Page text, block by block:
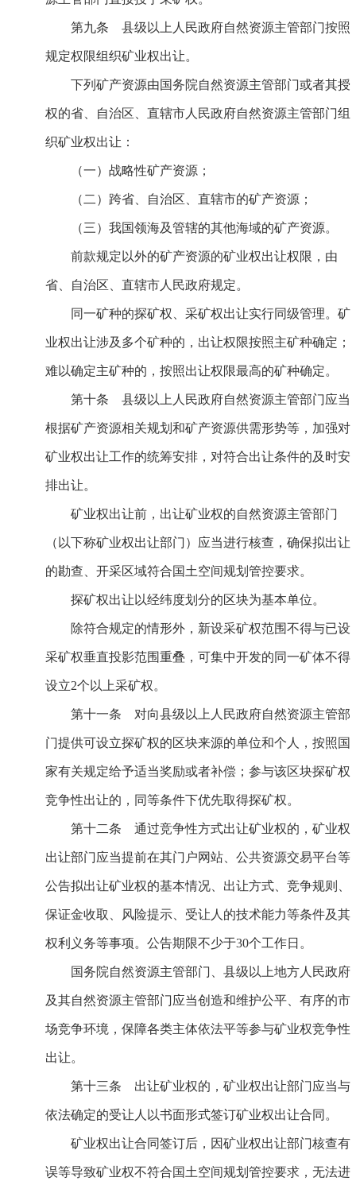
第九条 县级以上人民政府自然资源主管部门按照
规定权限组织矿业权出让。
下列矿产资源由国务院自然资源主管部门或者其授
权的省、自治区、直辖市人民政府自然资源主管部门组
织矿业权出让：
（一）战略性矿产资源；
（二）跨省、自治区、直辖市的矿产资源；
（三）我国领海及管辖的其他海域的矿产资源。
前款规定以外的矿产资源的矿业权出让权限，由
省、自治区、直辖市人民政府规定。
同一矿种的探矿权、采矿权出让实行同级管理。矿
业权出让涉及多个矿种的，出让权限按照主矿种确定；
难以确定主矿种的，按照出让权限最高的矿种确定。
第十条 县级以上人民政府自然资源主管部门应当
根据矿产资源相关规划和矿产资源供需形势等，加强对
矿业权出让工作的统筹安排，对符合出让条件的及时安
排出让。
矿业权出让前，出让矿业权的自然资源主管部门
（以下称矿业权出让部门）应当进行核查，确保拟出让
的勘查、开采区域符合国土空间规划管控要求。
探矿权出让以经纬度划分的区块为基本单位。
除符合规定的情形外，新设采矿权范围不得与已设
采矿权垂直投影范围重叠，可集中开发的同一矿体不得
设立2个以上采矿权。
第十一条 对向县级以上人民政府自然资源主管部
门提供可设立探矿权的区块来源的单位和个人，按照国
家有关规定给予适当奖励或者补偿；参与该区块探矿权
竞争性出让的，同等条件下优先取得探矿权。
第十二条 通过竞争性方式出让矿业权的，矿业权
出让部门应当提前在其门户网站、公共资源交易平台等
公告拟出让矿业权的基本情况、出让方式、竞争规则、
保证金收取、风险提示、受让人的技术能力等条件及其
权利义务等事项。公告期限不少于30个工作日。
国务院自然资源主管部门、县级以上地方人民政府
及其自然资源主管部门应当创造和维护公平、有序的市
场竞争环境，保障各类主体依法平等参与矿业权竞争性
出让。
第十三条 出让矿业权的，矿业权出让部门应当与
依法确定的受让人以书面形式签订矿业权出让合同。
矿业权出让合同签订后，因矿业权出让部门核查有
误等导致矿业权不符合国土空间规划管控要求，无法进